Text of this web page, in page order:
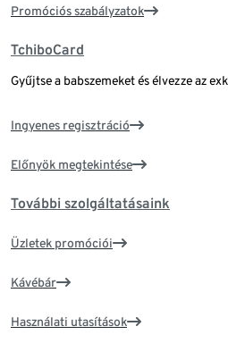
Promóciós szabályzatok
TchiboCard
Gyűjtse a babszemeket és élvezze az
Ingyenes regisztráció
Előnyök megtekintése
További szolgáltatásaink
Üzletek promóciói
Kávébár
Használati utasítások